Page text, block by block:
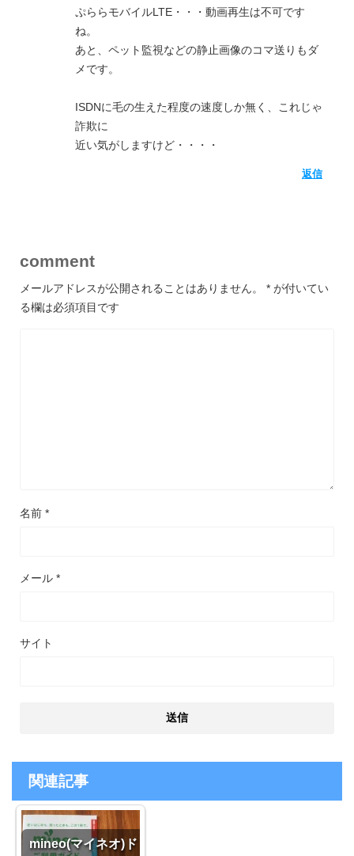
ぷららモバイルLTE・・・動画再生は不可です
ね。
あと、ペット監視などの静止画像のコマ送りもダ
メです。
ISDNに毛の生えた程度の速度しか無く、これじゃ
詐欺に
近い気がしますけど・・・・
返信
comment
メールアドレスが公開されることはありません。 * が付いてい
る欄は必須項目です
名前 *
メール *
サイト
関連記事
mineo(マイネオ)ド